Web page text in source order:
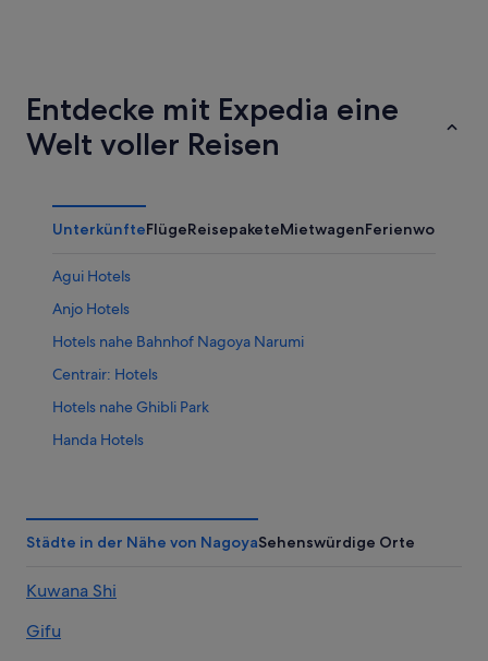
Entdecke mit Expedia eine
Welt voller Reisen
UnterkünfteFlügeReisepaketeMietwagen
Agui Hotels
Anjo Hotels
Hotels nahe Bahnhof Nagoya Narumi
Centrair: Hotels
Hotels nahe Ghibli Park
Handa Hotels
Inuyama Hotels
Kiyosu Hotels
Kusai: Hotels
Städte in der Nähe von NagoyaSehenswürdige Orte
Kuwana Shi
Gifu